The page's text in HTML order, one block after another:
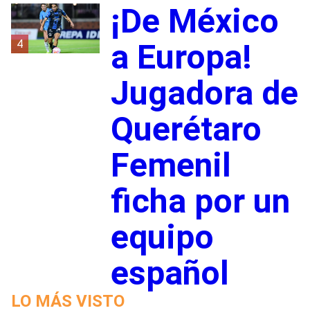
4
¡De México
a Europa!
Jugadora de
Querétaro
Femenil
ficha por un
equipo
español
LO MÁS VISTO